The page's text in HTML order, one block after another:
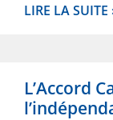
LIRE LA SUITE
L’Accord